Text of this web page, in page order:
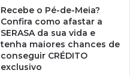
Recebe o Pé-de-Meia?
Confira como afastar a
SERASA da sua vida e
tenha maiores chances de
conseguir CRÉDITO
exclusivo